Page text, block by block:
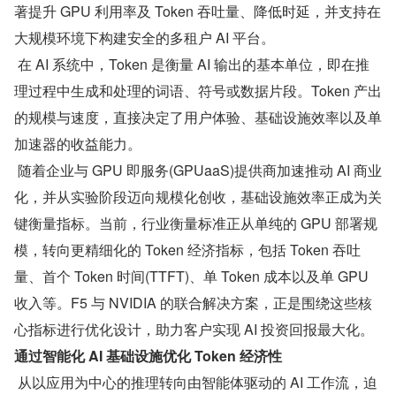
著提升 GPU 利用率及 Token 吞吐量、降低时延，并支持在
大规模环境下构建安全的多租户 AI 平台。
在 AI 系统中，Token 是衡量 AI 输出的基本单位，即在推
理过程中生成和处理的词语、符号或数据片段。Token 产出
的规模与速度，直接决定了用户体验、基础设施效率以及单
加速器的收益能力。
随着企业与 GPU 即服务(GPUaaS)提供商加速推动 AI 商业
化，并从实验阶段迈向规模化创收，基础设施效率正成为关
键衡量指标。当前，行业衡量标准正从单纯的 GPU 部署规
模，转向更精细化的 Token 经济指标，包括 Token 吞吐
量、首个 Token 时间(TTFT)、单 Token 成本以及单 GPU
收入等。F5 与 NVIDIA 的联合解决方案，正是围绕这些核
心指标进行优化设计，助力客户实现 AI 投资回报最大化。
通过智能化 AI 基础设施优化 Token 经济性
从以应用为中心的推理转向由智能体驱动的 AI 工作流，迫